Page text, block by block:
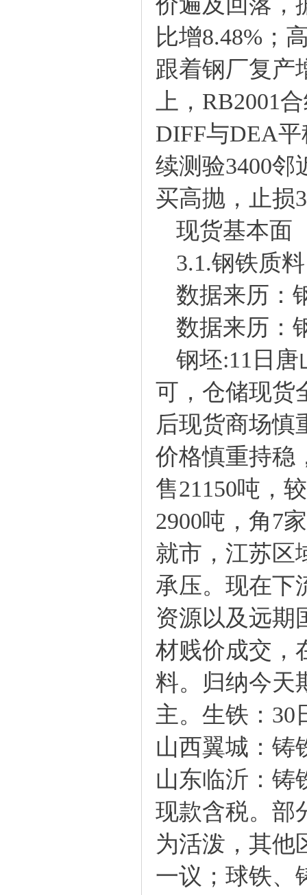
比增8.48%；
跟着钢厂复产
上，RB2001
DIFF与DEA
续测验3400邻
买高抛，止损
现货基本面
3.1.钢铁质料
数据来历：
数据来历：
钢坯:11日唐
可，仓储现货
后现货商场慎
价格慎重持稳
售21150吨，
2900吨，角7
就市，江苏区
承压。现在下
资源以及远期
材贱价成交，
料。归纳今天
主。生铁：30
山西翼城：铸
山东临沂：铸
现款含税。部
为活泼，其他
一议；球铁、